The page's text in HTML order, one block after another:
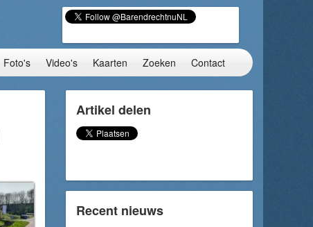
Foto's Video's Kaarten Zoeken Contact
Artikel delen
Recent nieuws